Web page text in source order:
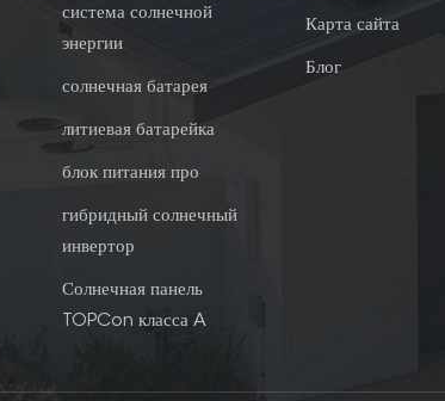
система солнечной
энергии
солнечная батарея
литиевая батарейка
блок питания про
гибридный солнечный
инвертор
Солнечная панель
TOPCon класса A
Карта сайта
Блог